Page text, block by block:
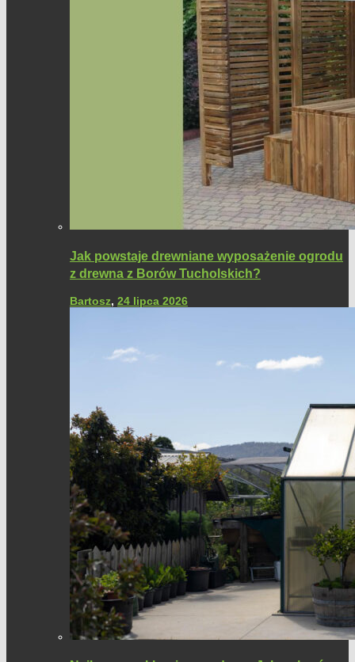
Jak powstaje drewniane wyposażenie ogrodu
z drewna z Borów Tucholskich?
Bartosz, 24 lipca 2026